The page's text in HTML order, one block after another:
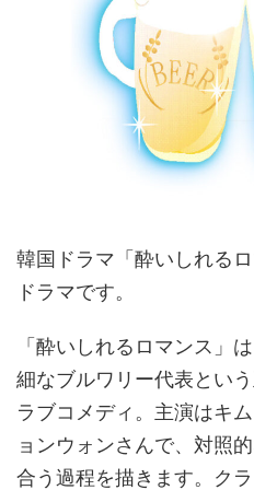
韓国ドラマ「酔いしれる
ドラマです。
「酔いしれるロマンス」
細なブルワリー代表とい
ラブコメディ。主演はキ
ョンウォンさんで、対照
合う過程を描きます。ク